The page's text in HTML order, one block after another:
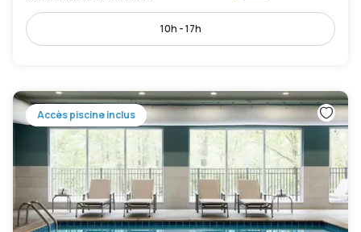
10h - 17h
Accès piscine inclus